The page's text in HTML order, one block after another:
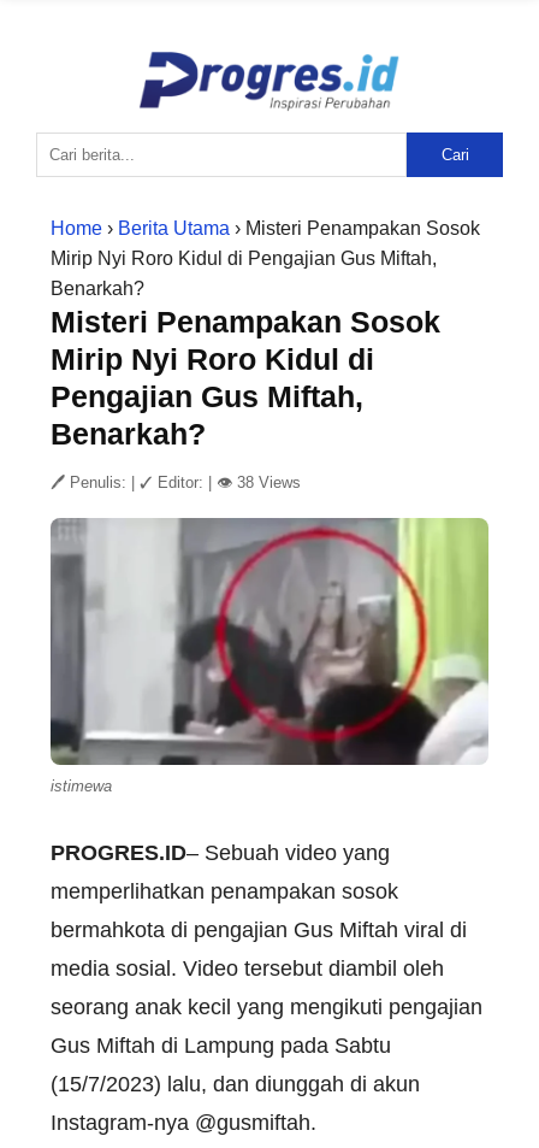
Cari
Home › Berita Utama › Misteri Penampakan Sosok
Mirip Nyi Roro Kidul di Pengajian Gus Miftah,
Benarkah?
Misteri Penampakan Sosok
Mirip Nyi Roro Kidul di
Pengajian Gus Miftah,
Benarkah?
🖊 Penulis: ✓ Editor: 👁 38 Views
istimewa
PROGRES.ID– Sebuah video yang
memperlihatkan penampakan sosok
bermahkota di pengajian Gus Miftah viral di
media sosial. Video tersebut diambil oleh
seorang anak kecil yang mengikuti pengajian
Gus Miftah di Lampung pada Sabtu
(15/7/2023) lalu, dan diunggah di akun
Instagram-nya @gusmiftah.